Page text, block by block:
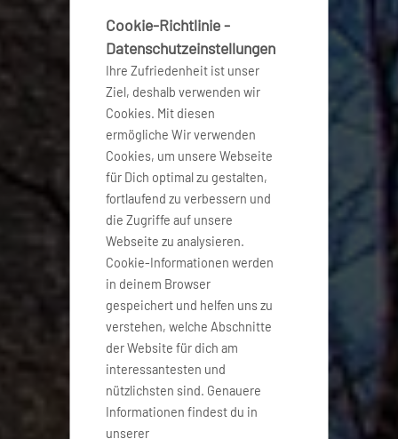
Cookie-Richtlinie -
Datenschutzeinstellungen
Ihre Zufriedenheit ist unser
Ziel, deshalb verwenden wir
Cookies. Mit diesen
ermögliche Wir verwenden
Cookies, um unsere Webseite
für Dich optimal zu gestalten,
fortlaufend zu verbessern und
die Zugriffe auf unsere
Webseite zu analysieren.
Cookie-Informationen werden
in deinem Browser
gespeichert und helfen uns zu
verstehen, welche Abschnitte
der Website für dich am
interessantesten und
nützlichsten sind. Genauere
Informationen findest du in
unserer